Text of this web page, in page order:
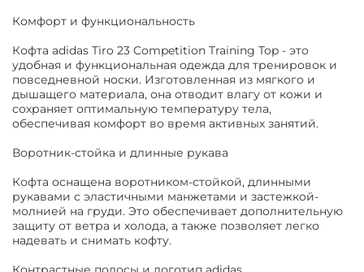
Комфорт и функциональность
Кофта adidas Tiro 23 Competition Training Top - это
удобная и функциональная одежда для тренировок и
повседневной носки. Изготовленная из мягкого и
дышащего материала, она отводит влагу от кожи и
сохраняет оптимальную температуру тела,
обеспечивая комфорт во время активных занятий.
Воротник-стойка и длинные рукава
Кофта оснащена воротником-стойкой, длинными
рукавами с эластичными манжетами и застежкой-
молнией на груди. Это обеспечивает дополнительную
защиту от ветра и холода, а также позволяет легко
надевать и снимать кофту.